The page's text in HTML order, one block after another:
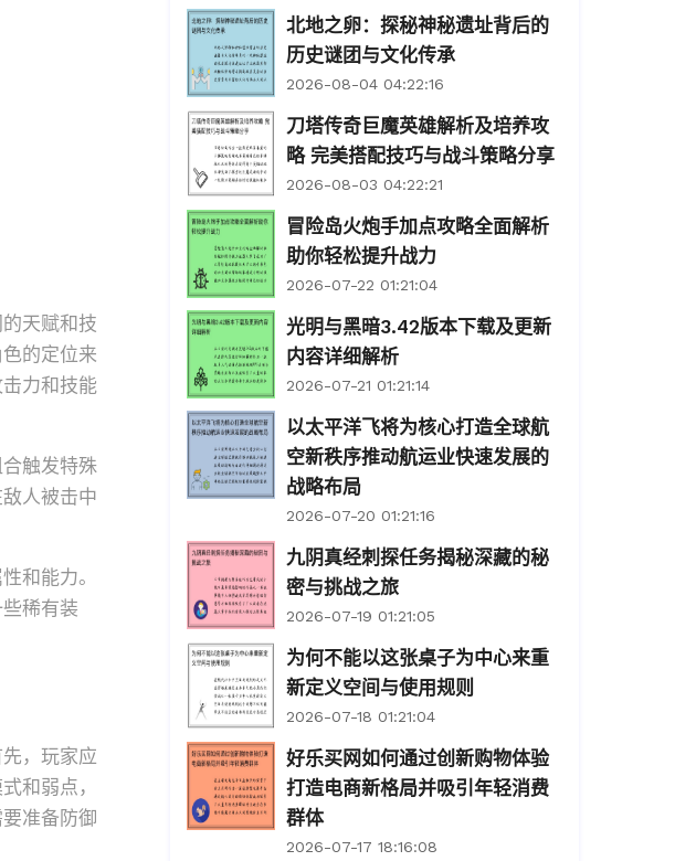
天赋和技
的定位来
力和技能
触发特殊
人被击中
和能力。
稀有装
，玩家应
和弱点，
准备防御
北地之卵：探秘神秘遗址背后的
历史谜团与文化传承
2026-08-04 04:22:16
刀塔传奇巨魔英雄解析及培养攻
略 完美搭配技巧与战斗策略分享
2026-08-03 04:22:21
冒险岛火炮手加点攻略全面解析
助你轻松提升战力
2026-07-22 01:21:04
光明与黑暗3.42版本下载及更新
内容详细解析
2026-07-21 01:21:14
以太平洋飞将为核心打造全球航
空新秩序推动航运业快速发展的
战略布局
2026-07-20 01:21:16
九阴真经刺探任务揭秘深藏的秘
密与挑战之旅
2026-07-19 01:21:05
为何不能以这张桌子为中心来重
新定义空间与使用规则
2026-07-18 01:21:04
好乐买网如何通过创新购物体验
打造电商新格局并吸引年轻消费
群体
2026-07-17 18:16:08